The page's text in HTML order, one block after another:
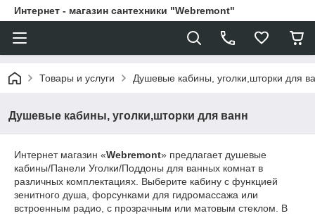
Интернет - магазин сантехники "Webremont"
Товары и услуги Душевые кабины, уголки,шторки для
Душевые кабины, уголки,шторки для ванн
Интернет магазин «Webremont» предлагает душевые
кабины/Панели Уголки/Поддоны для ванных комнат в
различных комплектациях. Выберите кабину с функцией
зенитного душа, форсунками для гидромассажа или
встроенным радио, с прозрачным или матовым стеклом. В